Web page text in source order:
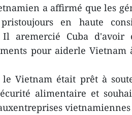
a affirmé que les
en haute
Il aremercié Cuba d'avoir
pour aiderle
Vietnam était prêt à
alimentaire et